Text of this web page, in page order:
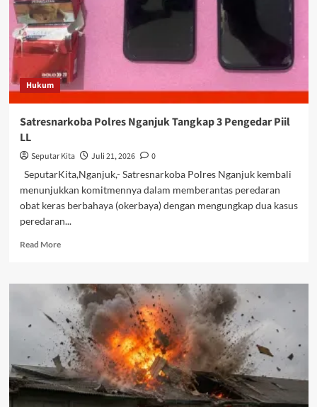
Pemdes
Jogorogo
Gelar
Sosialisasi
Bersama
PLKB
Hukum
Satresnarkoba Polres Nganjuk Tangkap 3 Pengedar Piil
LL
Seputar Kita Juli 21, 2026
0
SeputarKita,Nganjuk,- Satresnarkoba Polres Nganjuk kembali
menunjukkan komitmennya dalam memberantas peredaran
obat keras berbahaya (okerbaya) dengan mengungkap dua kasus
peredaran...
Read MoreRead
Satresnarkoba
Polres
Nganjuk
Tangkap
3
Pengedar
Piil
LL